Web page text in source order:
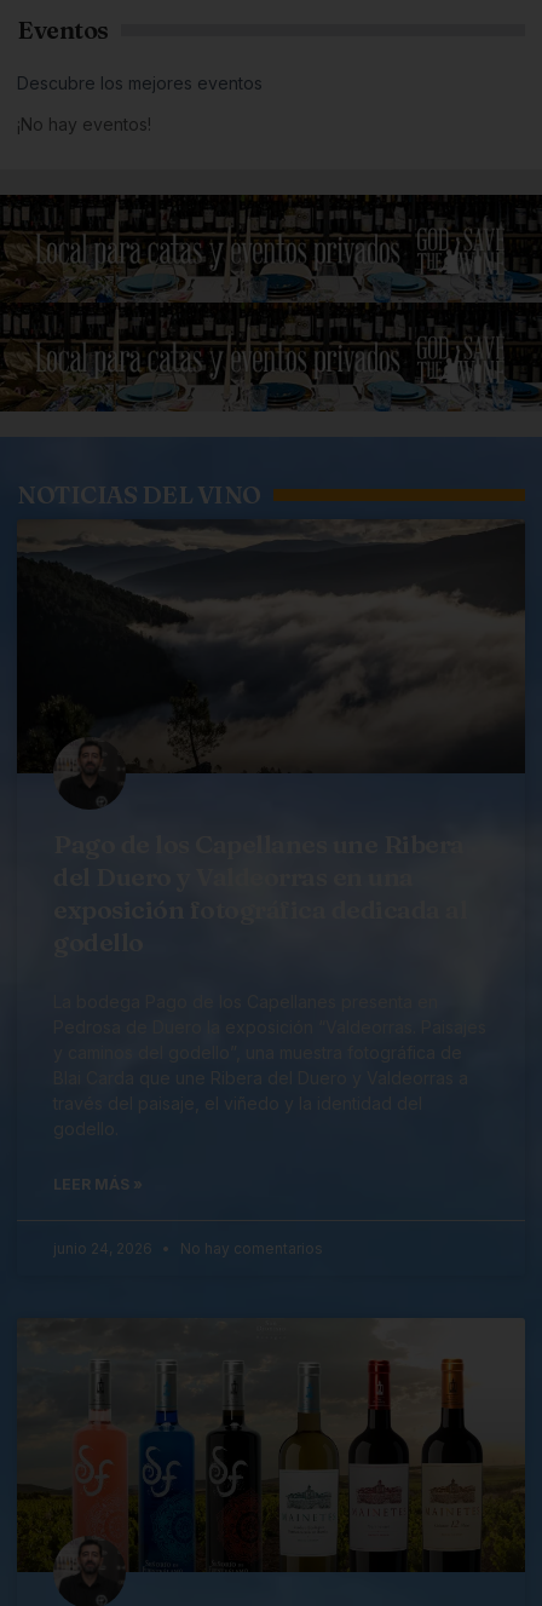
Eventos
Descubre los mejores eventos
¡No hay eventos!
NOTICIAS DEL VINO
godello.
LEER MÁS »
junio 24, 2026 No hay comentarios